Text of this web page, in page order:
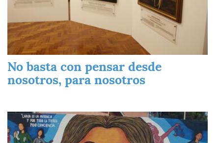
No basta con pensar desde
nosotros, para nosotros
Imagen